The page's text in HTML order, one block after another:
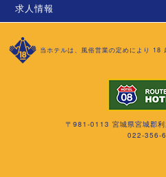
求人情報
当ホテルは、風俗営業の定めにより 18
〒981-0113 宮城県宮城郡
022-356-